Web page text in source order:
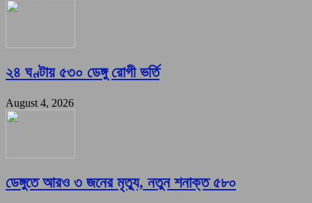
২৪ ঘণ্টায় ৫৩০ ডেঙ্গু রোগী ভর্তি
August 4, 2026
ডেঙ্গুতে আরও ৩ জনের মৃত্যু, নতুন শনাক্ত ৫৮০